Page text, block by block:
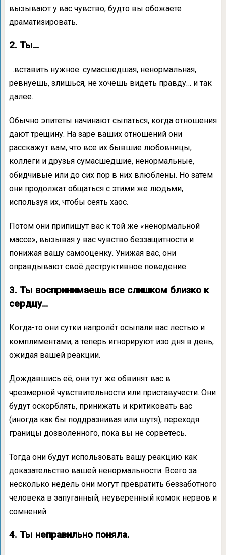
вызывают у вас чувство, будто вы обожаете
драматизировать.
2. Ты…
…вставить нужное: сумасшедшая, ненормальная,
ревнуешь, злишься, не хочешь видеть правду… и так
далее.
Обычно эпитеты начинают сыпаться, когда отношения
дают трещину. На заре ваших отношений они
расскажут вам, что все их бывшие любовницы,
коллеги и друзья сумасшедшие, ненормальные,
обидчивые или до сих пор в них влюблены. Но затем
они продолжат общаться с этими же людьми,
используя их, чтобы сеять хаос.
Потом они припишут вас к той же «ненормальной
массе», вызывая у вас чувство беззащитности и
понижая вашу самооценку. Унижая вас, они
оправдывают своё деструктивное поведение.
3. Ты воспринимаешь все слишком близко к
сердцу…
Когда-то они сутки напролёт осыпали вас лестью и
комплиментами, а теперь игнорируют изо дня в день,
ожидая вашей реакции.
Дождавшись её, они тут же обвинят вас в
чрезмерной чувствительности или приставучести. Они
будут оскорблять, принижать и критиковать вас
(иногда как бы поддразнивая или шутя), переходя
границы дозволенного, пока вы не сорвётесь.
Тогда они будут использовать вашу реакцию как
доказательство вашей ненормальности. Всего за
несколько недель они могут превратить беззаботного
человека в запуганный, неуверенный комок нервов и
сомнений.
4. Ты неправильно поняла.